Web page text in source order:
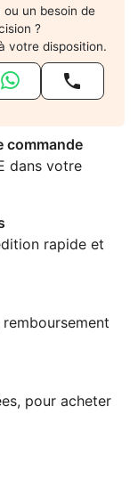
ou un besoin de
?
votre disposition.

commande
dans votre
rapide et
pour acheter